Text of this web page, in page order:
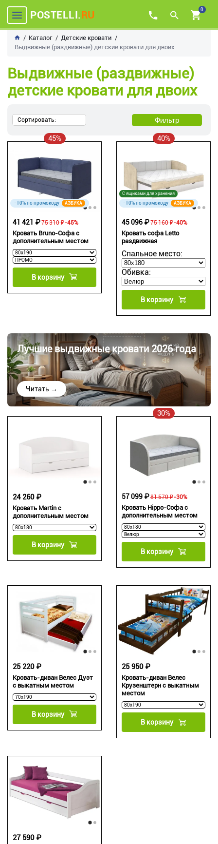
POSTELLI.RU 0
Каталог
Детские кровати
Выдвижные (раздвижные) детские кровати для двоих
Выдвижные (раздвижные)
детские кровати для двоих
Сортировать: Фильтр
45%
-10% по промокоду АЗБУКА
Кровать Bruno-Софа с
дополнительным местом
75 310 ₽
41 421 ₽ -45%
В корзину
40%
С ящиками для хранения
-10% по промокоду АЗБУКА
Кровать софа Letto
раздвижная
Спальное место:
Обивка:
75 160 ₽
45 096 ₽ -40%
В корзину
Лучшие выдвижные кровати 2026 года
Читать →
Кровать Martin с
дополнительным местом
24 260 ₽
В корзину
30%
Кровать Hippo-Софа с
дополнительным местом
81 570 ₽
57 099 ₽ -30%
В корзину
Кровать-диван Велес Дуэт
с выкатным местом
25 220 ₽
В корзину
Кровать-диван Велес
Крузенштерн с выкатным
местом
25 950 ₽
В корзину
27 590 ₽